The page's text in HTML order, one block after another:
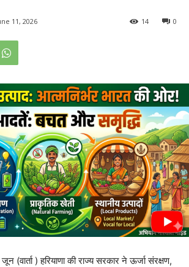
11, 2026 0
14
(वार्ता ) हरियाणा की राज्य सरकार ने ऊर्जा संरक्षण,